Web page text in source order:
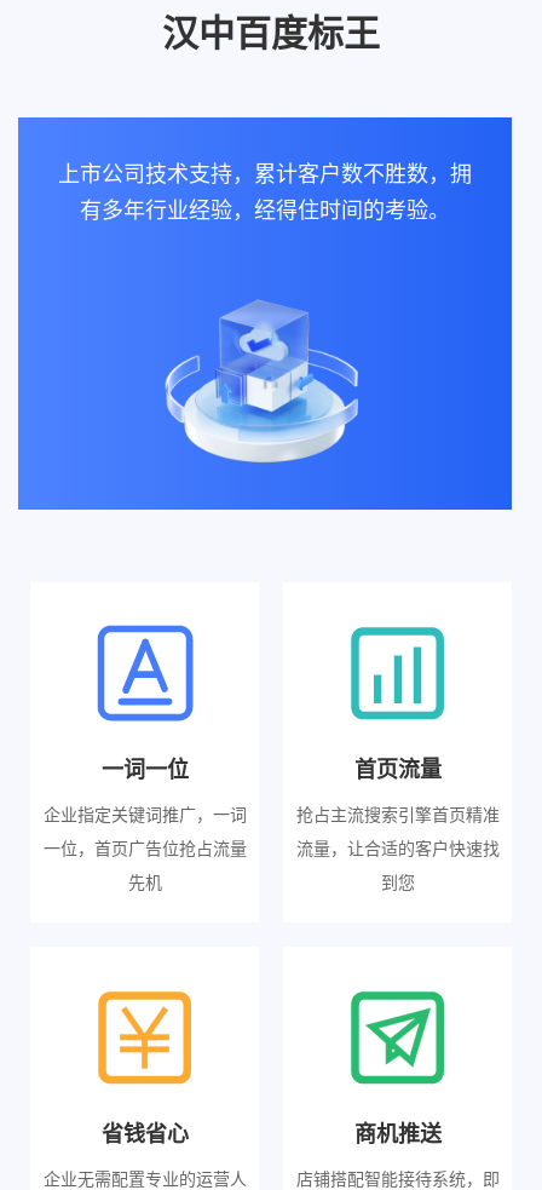
汉中百度标王
上市公司技术支持，累计客户数不胜数，拥
有多年行业经验，经得住时间的考验。
一词一位
企业指定关键词推广，一词
一位，首页广告位抢占流量
先机
首页流量
抢占主流搜索引擎首页精准
流量，让合适的客户快速找
到您
省钱省心
企业无需配置专业的运营人
商机推送
店铺搭配智能接待系统，即